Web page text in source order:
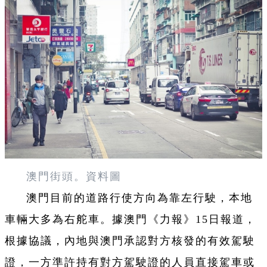
澳門街頭。資料圖
澳門目前的道路行使方向為靠左行駛，本地
車輛大多為右舵車。據澳門《力報》15日報道，
根據協議，內地與澳門承認對方核發的有效駕駛
證，一方準許持有對方駕駛證的人員直接駕車或